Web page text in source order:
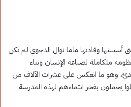
أسستها وقادتها ماما نوال الدجوي لم تكن
متكاملة لصناعة الإنسان وبناء
وهو ما انعكس على عشرات الآلاف من
يحملون بفخر انتماءهم لهذه المدرسة